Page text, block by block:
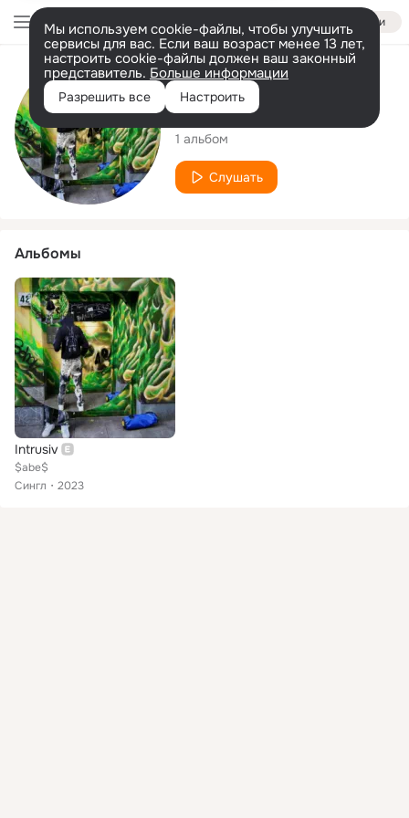
Войти
Мы используем cookie-файлы, чтобы улучшить
сервисы для вас. Если ваш возраст менее 13 лет,
настроить cookie-файлы должен ваш законный
представитель. Больше информации
Разрешить все Настроить
Исполнитель
$abe$
1 альбом
Слушать
Альбомы
Intrusiv
$abe$
Сингл
2023